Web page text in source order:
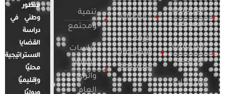
الدراسات
الأمريكية
الدراسات
الأوروبية
الدراسات
التطرف
الإرهاب
والصراعات
المسلحة
تنمية
ومجتمع
دراسات
الإعلام
والرأي
العام
منظور
وطني في
دراسة
القضايا
الاستراتيجية
محليًا
وإقليميًا